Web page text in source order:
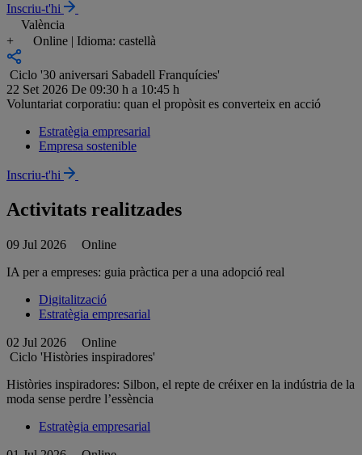
Inscriu-t'hi
València
+
Online | Idioma: castellà
Ciclo '30 aniversari Sabadell Franquícies'
22 Set 2026 De 09:30 h a 10:45 h
Voluntariat corporatiu: quan el propòsit es converteix en acció
Estratègia empresarial
Empresa sostenible
Inscriu-t'hi
Activitats realitzades
09 Jul 2026
Online
IA per a empreses: guia pràctica per a una adopció real
Digitalització
Estratègia empresarial
02 Jul 2026
Online
Ciclo 'Històries inspiradores'
Històries inspiradores: Silbon, el repte de créixer en la indústria de la
moda sense perdre l’essència
Estratègia empresarial